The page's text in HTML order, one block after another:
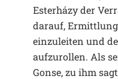
Esterházy der
darauf,
einzuleiten und
aufzurollen. Als
Gonse, zu ihm